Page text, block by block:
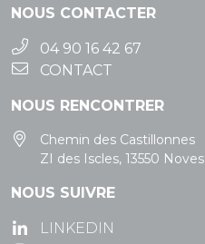
NOUS CONTACTER
04 90 16 42 67
CONTACT
NOUS RENCONTRER
Chemin des Castillonnes
ZI des Iscles, 13550 Noves
NOUS SUIVRE
LINKEDIN